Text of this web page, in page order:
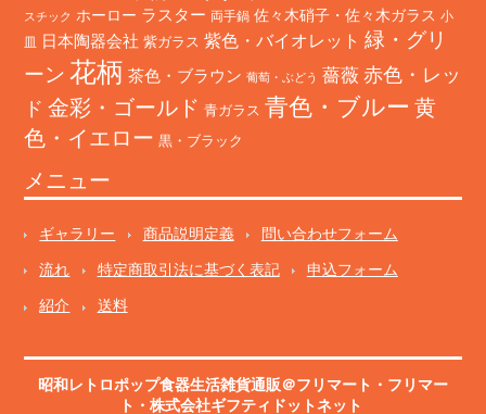
スチック ホーロー ラスター 両手鍋 佐々木硝子・佐々木ガラス 小
皿
日本陶器会社 紫ガラス 紫色・バイオレット 緑・グリ
ーン 花柄 茶色・ブラウン 葡萄・ぶどう 薔薇 赤色・レッ
ド 金彩・ゴールド 青ガラス 青色・ブルー 黄
色・イエロー 黒・ブラック
メニュー
ギャラリー 商品説明定義 問い合わせフォーム
流れ 特定商取引法に基づく表記 申込フォーム
紹介 送料
昭和レトロポップ食器生活雑貨通販＠フリマート ・ フリマー
ト ・株式会社ギフティドットネット